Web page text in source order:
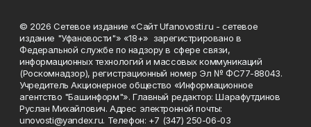
© 2026 Сетевое издание «Сайт Ufanovosti.ru - сетевое
издание "Уфановости"» «18+» зарегистрировано в
Федеральной службе по надзору в сфере связи,
информационных технологий и массовых коммуникаций
(Роскомнадзор), регистрационный номер Эл № ФС77-88043.
Учредитель Акционерное общество «Информационное
агентство "Башинформ"». Главный редактор: Шарафутдинов
Руслан Михайлович. Адрес электронной почты:
unovosti@yandex.ru. Телефон: +7 (347) 250-06-03